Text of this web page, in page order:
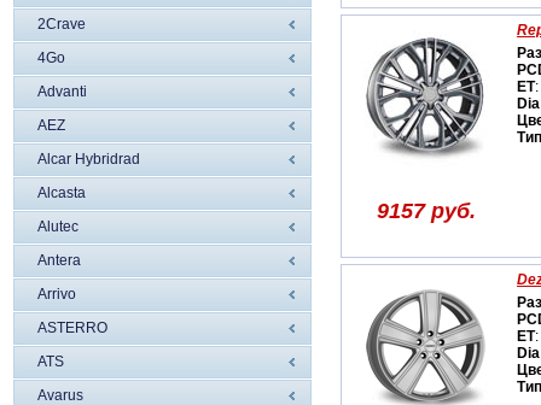
2Crave
4Go
Advanti
AEZ
Alcar Hybridrad
Alcasta
Alutec
Antera
Arrivo
ASTERRO
ATS
Avarus
ET
Dia
Тип
9157 руб.
ET
Dia
Тип